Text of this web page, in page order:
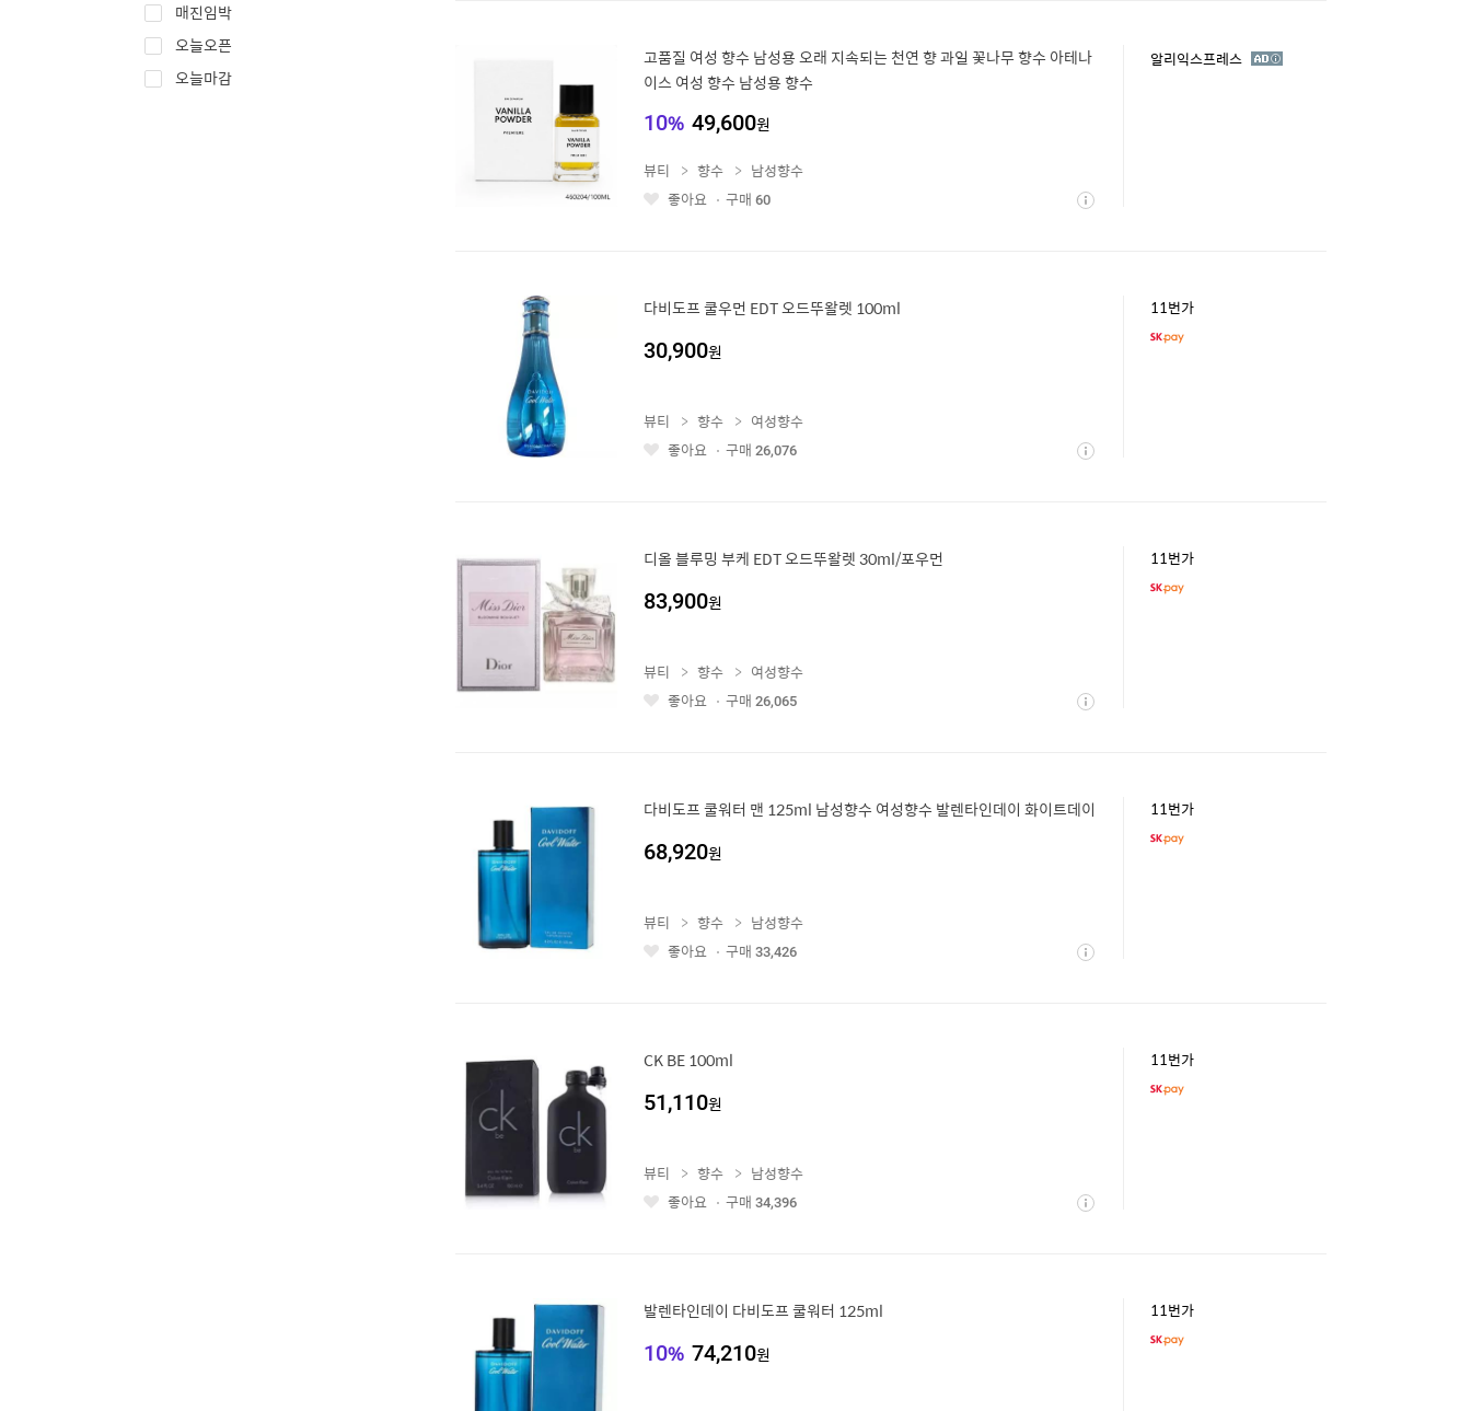
매진임박
오늘오픈
오늘마감
고품질 여성 향수 남성용 오래 지속되는 천연 향 과일 꽃나무 향수 아테나
이스 여성 향수 남성용 향수
10% 49,600원
알리익스프레스 광
좋 상
뷰티 향수
남성향수
좋아요
구매 60
다비도프 쿨우먼 EDT 오드뚜왈렛 100ml
30,900원
11번가
좋 상
뷰티 향수
여성향수
좋아요
구매 26,076
디올 블루밍 부케 EDT 오드뚜왈렛 30ml/포우먼
83,900원
11번가
좋 상
뷰티 향수
여성향수
좋아요
구매 26,065
다비도프 쿨워터 맨 125ml 남성향수 여성향수 발렌타인데이 화이트데이
68,920원
11번가
좋 상
뷰티 향수
남성향수
좋아요
구매 33,426
CK BE 100ml
51,110원
11번가
좋 상
뷰티 향수
남성향수
좋아요
구매 34,396
발렌타인데이 다비도프 쿨워터 125ml
10% 74,210원
11번가